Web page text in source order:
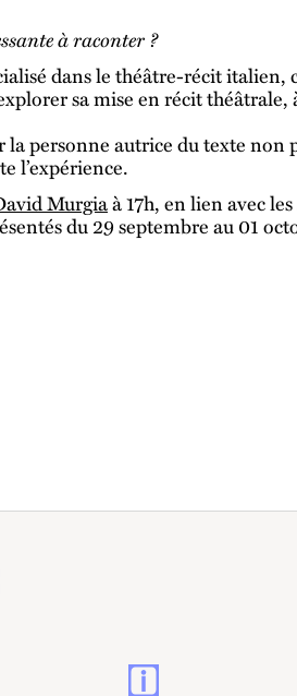
à raconter ?
dans le théâtre-récit italien,
sa mise en récit
personne autrice du texte non
l’expérience.
Murgiaà 17h, en lien avec
du 29 septembre au 01
Contacts et